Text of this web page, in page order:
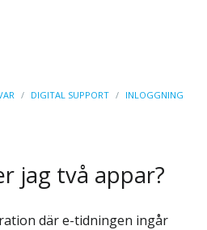
/ DIGITAL SUPPORT / INLOGGNING
jag två appar?
där e-tidningen ingår